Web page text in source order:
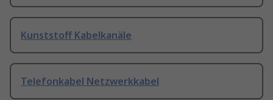
Kunststoff Kabelkanäle
Telefonkabel Netzwerkkabel